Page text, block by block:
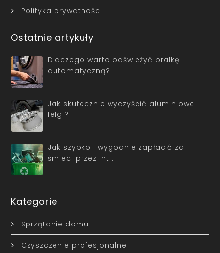
Polityka prywatności
Ostatnie artykuły
Dlaczego warto odświeżyć pralkę
automatyczną?
Jak skutecznie wyczyścić aluminiowe
felgi?
Jak szybko i wygodnie zapłacić za
śmieci przez int…
Kategorie
Sprzątanie domu
Czyszczenie profesjonalne